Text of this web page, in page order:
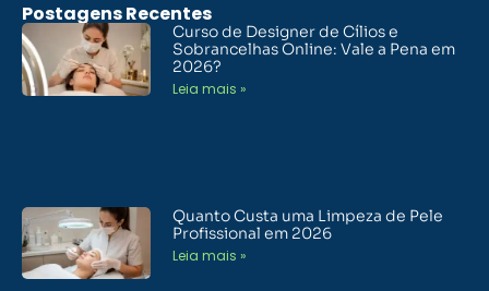
Postagens Recentes
Curso de Designer de Cílios e
Sobrancelhas Online: Vale a Pena em
2026?
Leia mais »
Quanto Custa uma Limpeza de Pele
Profissional em 2026
Leia mais »